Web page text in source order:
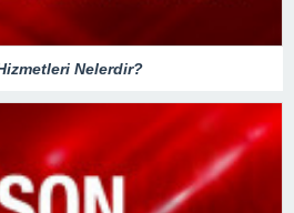
Nelerdir?